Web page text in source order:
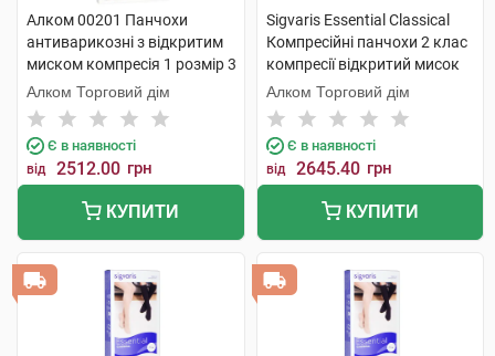
Алком 00201 Панчохи
антиварикозні з відкритим
миском компресія 1 розмір 3
бежевий 1 пара
Алком Торговий дім
Є в наявності
від 2512.00 грн
КУПИТИ
Sigvaris Essential Classical
Компресійні панчохи 2 клас
компресії відкритий мисок
розмір L long 1 пара
Алком Торговий дім
Є в наявності
від 2645.40 грн
КУПИТИ